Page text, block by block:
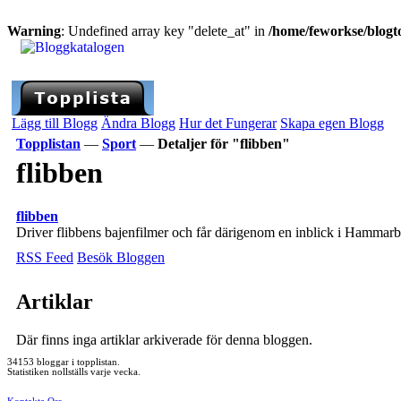
Warning: Undefined array key "delete_at" in /home/feworkse/
Lägg till Blogg Ändra Blogg Hur det Fungerar Skapa egen Blogg
Topplistan — Sport — Detaljer för "flibben"
flibben
flibben
Driver flibbens bajenfilmer och får därigenom en inblick i
RSS Feed Besök Bloggen
Artiklar
Där finns inga artiklar arkiverade för denna bloggen.
34153 bloggar i topplistan.
Statistiken nollställs varje vecka.